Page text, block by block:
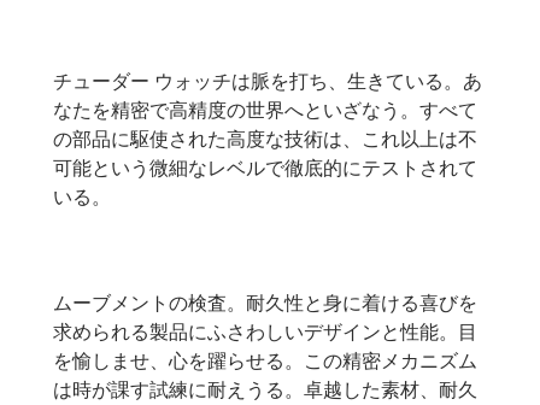
チューダー ウォッチは脈を打ち、生きている。あ
なたを精密で高精度の世界へといざなう。すべて
の部品に駆使された高度な技術は、これ以上は不
可能という微細なレベルで徹底的にテストされて
いる。
ムーブメントの検査。耐久性と身に着ける喜びを
求められる製品にふさわしいデザインと性能。目
を愉しませ、心を躍らせる。この精密メカニズム
は時が課す試練に耐えうる。卓越した素材、耐久